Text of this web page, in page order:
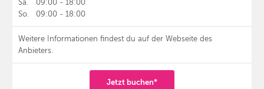
Sa.
09:00 - 18:00
So.
09:00 - 18:00
Weitere Informationen findest du auf der Webseite des
Anbieters.
Jetzt buchen*